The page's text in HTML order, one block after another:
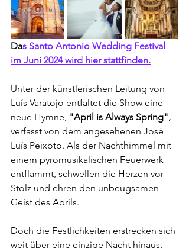
Das Santo Antonio Wedding Festival
im Juni 2024 wird hier stattfinden.
Unter der künstlerischen Leitung von
Luís Varatojo entfaltet die Show eine
neue Hymne, "April is Always Spring",
verfasst von dem angesehenen José
Luís Peixoto. Als der Nachthimmel mit
einem pyromusikalischen Feuerwerk
entflammt, schwellen die Herzen vor
Stolz und ehren den unbeugsamen
Geist des Aprils.
Doch die Festlichkeiten erstrecken sich
weit über eine einzige Nacht hinaus,